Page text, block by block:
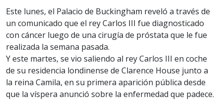
Este lunes, el Palacio de Buckingham reveló a través de
un comunicado que el rey Carlos III fue diagnosticado
con cáncer luego de una cirugía de próstata que le fue
realizada la semana pasada.
Y este martes, se vio saliendo al rey Carlos III en coche
de su residencia londinense de Clarence House junto a
la reina Camila, en su primera aparición pública desde
que la víspera anunció sobre la enfermedad que padece.